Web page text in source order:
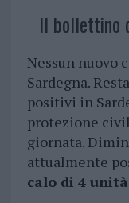
Il bollettino
Nessun nuovo
Sardegna.
positivi in
protezione
giornata.
attualmente
calo di 4